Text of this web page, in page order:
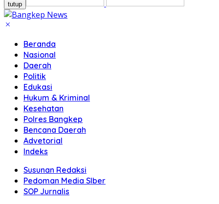
tutup
Beranda
Nasional
Daerah
Politik
Edukasi
Hukum & Kriminal
Kesehatan
Polres Bangkep
Bencana Daerah
Advetorial
Indeks
Susunan Redaksi
Pedoman Media SIber
SOP Jurnalis